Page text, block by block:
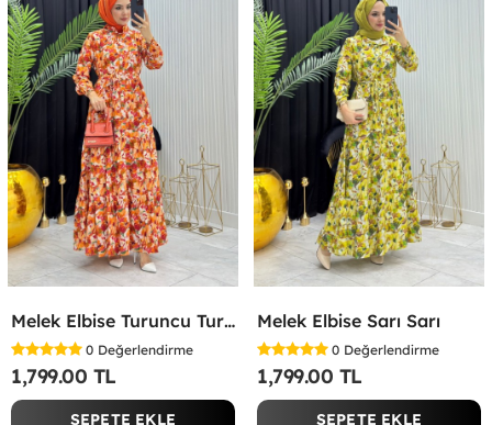
Melek Elbise Turuncu Turuncu
0 Değerlendirme
1,799.00 TL
SEPETE EKLE
Melek Elbise Sarı Sarı
0 Değerlendirme
1,799.00 TL
SEPETE EKLE